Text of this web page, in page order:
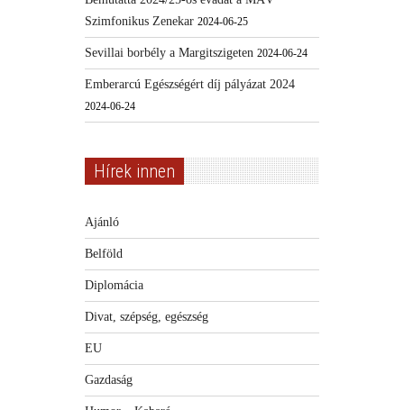
Szimfonikus Zenekar 2024-06-25
Sevillai borbély a Margitszigeten 2024-06-24
Emberarcú Egészségért díj pályázat 2024
2024-06-24
Hírek innen
Ajánló
Belföld
Diplomácia
Divat, szépség, egészség
EU
Gazdaság